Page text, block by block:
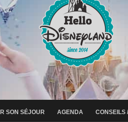
SON SÉJOUR AGENDA CONSEILS